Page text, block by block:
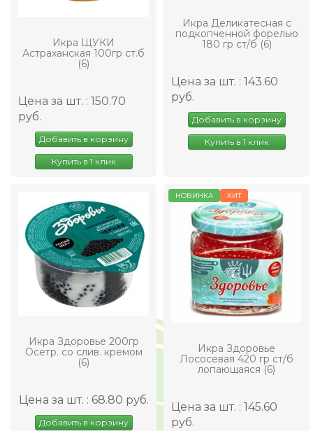
Икра ЩУКИ
Астраханская 100гр ст.б
(6)
Цена за шт. : 150.70
руб.
Добавить в корзину
Купить в 1 клик
Икра Деликатесная с
подкопченной форелью
180 гр ст/б (6)
Цена за шт. : 143.60
руб.
Добавить в корзину
Купить в 1 клик
Икра Здоровье 200гр
Осетр. со слив. кремом
(6)
Цена за шт. : 68.80 руб.
Добавить в корзину
НОВИНКА ХИТ
Икра Здоровье
Лососевая 420 гр ст/б
лопающаяся (6)
Цена за шт. : 145.60
руб.